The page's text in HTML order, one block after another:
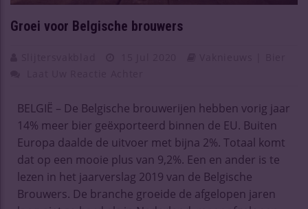
Groei voor Belgische brouwers
BELGIË – De Belgische brouwerijen hebben vorig jaar
14% meer bier geëxporteerd binnen de EU. Buiten
Europa daalde de uitvoer met bijna 2%. Totaal komt
dat op een mooie plus van 9,2%. Een en ander is te
lezen in het jaarverslag 2019 van de Belgische
Brouwers. De branche groeide de afgelopen jaren